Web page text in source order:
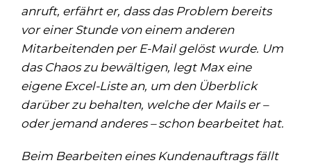
anruft, erfährt er, dass das Problem bereits
vor einer Stunde von einem anderen
Mitarbeitenden per E-Mail gelöst wurde. Um
das Chaos zu bewältigen, legt Max eine
eigene Excel-Liste an, um den Überblick
darüber zu behalten, welche der Mails er –
oder jemand anderes – schon bearbeitet hat.
Beim Bearbeiten eines Kundenauftrags fällt